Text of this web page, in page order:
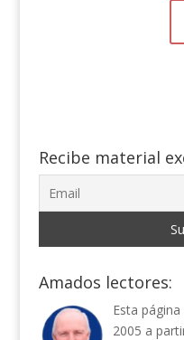
Recibe material
Amados lectores:
Esta
2005 a